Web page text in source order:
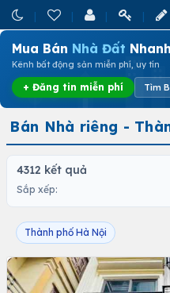
Mua Bán Nhà Đất
Kênh bất động sản miễn phí, uy tín
+ Đăng tin miễn phí Tìm
Bán Nhà riêng -
4312 kết quả
Sắp xếp:
Thành phố Hà Nội